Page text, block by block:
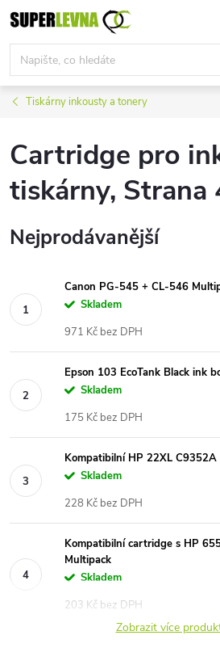
Přejít
na
obsah
Tiskárny inkousty a tonery
Cartridge pro
tiskárny, Strana
Nejprodávanější
Canon PG-545 + CL-546
Skladem
971 Kč bez DPH
Epson 103 EcoTank Black ink
Skladem
175 Kč bez DPH
Kompatibilní HP 22XL
Skladem
228 Kč bez DPH
Kompatibilní cartridge s HP
Multipack
Skladem
203 Kč bez DPH
Zobrazit více